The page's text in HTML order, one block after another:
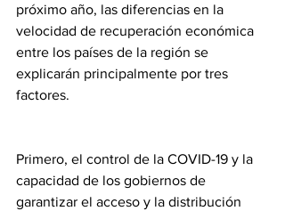
próximo año, las diferencias en la
velocidad de recuperación económica
entre los países de la región se
explicarán principalmente por tres
factores.
Primero, el control de la COVID-19 y la
capacidad de los gobiernos de
garantizar el acceso y la distribución